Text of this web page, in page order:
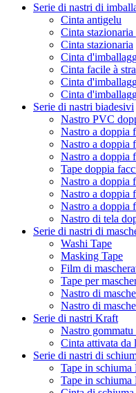
Serie di nastri di
Cinta antigelu
Cinta stazionaria
Cinta stazionaria
Cinta
Cinta facile à
Cinta
Cinta
Serie di nastri biadesivi
Nastro PVC
Nastro a doppia
Nastro a doppia
Nastro a doppia
Tape doppia
Nastro a doppia
Nastro a doppia
Nastro a doppia
Nastro di tela
Serie di nastri di
Washi Tape
Masking Tape
Film di
Tape per
Nastro di
Nastro di
Serie di nastri Kraft
Nastro
Cinta attivata da
Serie di nastri di
Tape in schiuma
Tape in schiuma